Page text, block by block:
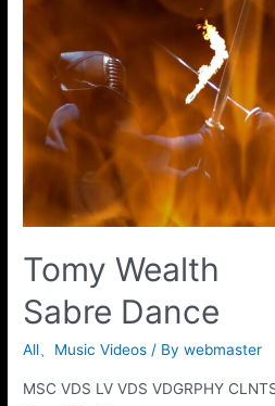
Tomy Wealth
Sabre Dance
All、 Music Videos / Bywebmaster
MSC VDS LV VDS VDGRPHY